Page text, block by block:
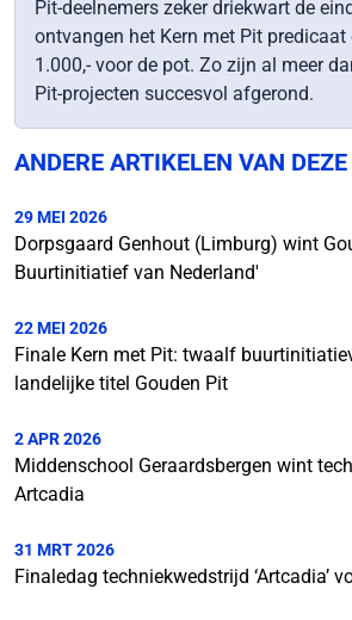
Pit-deelnemers zeker driekwart de
ontvangen het Kern met Pit predicaat
1.000,- voor de pot. Zo zijn al meer
Pit-projecten succesvol afgerond.
ANDERE ARTIKELEN VAN
29 MEI 2026
Dorpsgaard Genhout (Limburg) wint
Buurtinitiatief van Nederland'
22 MEI 2026
Finale Kern met Pit: twaalf
landelijke titel Gouden Pit
2 APR 2026
Middenschool Geraardsbergen wint
Artcadia
31 MRT 2026
Finaledag techniekwedstrijd ‘Artcadia’